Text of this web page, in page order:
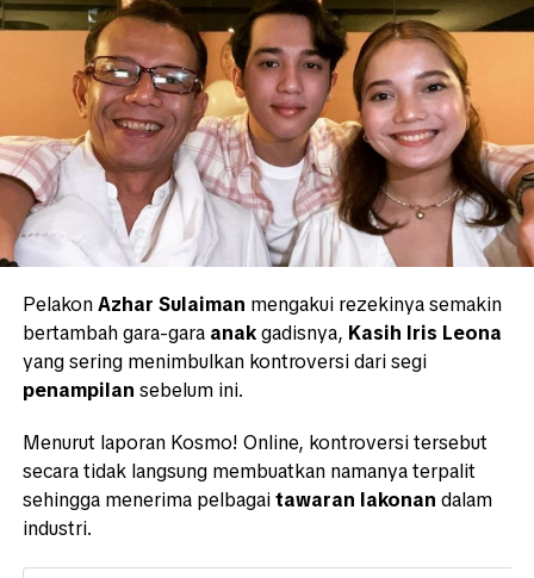
PelakonAzhar Sulaiman mengakui rezekinya semakin
bertambah gara-gara anakgadisnya, Kasih Iris Leona
yang sering menimbulkan kontroversi dari segi
penampilan sebelum ini.
Menurut laporan Kosmo! Online, kontroversi tersebut
secara tidak langsung membuatkan namanya terpalit
sehingga menerima pelbagaitawaran lakonan dalam
industri.